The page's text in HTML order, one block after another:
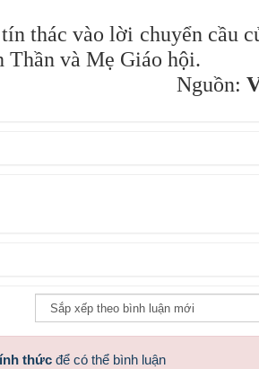
thác vào lời chuyển cầu
Thần và Mẹ Giáo hội.
Nguồn:
thức để có thể bình luận